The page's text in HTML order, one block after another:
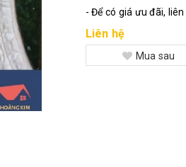
- Để có giá ưu đãi,
Liên hệ
Mua sau